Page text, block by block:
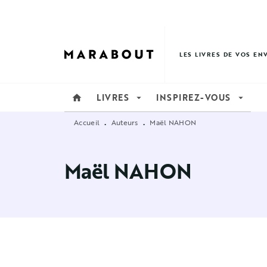
LES LIVRES DE VOS
home LIVRES arrow_drop_down INSPIREZ-VOUS arrow_drop_down
Accueil • Auteurs • Maël NAHON
Maël NAHON